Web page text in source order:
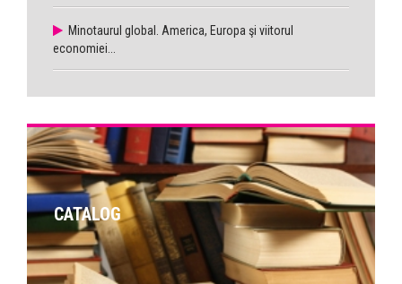
Minotaurul global. America, Europa şi viitorul
economiei...
CATALOG